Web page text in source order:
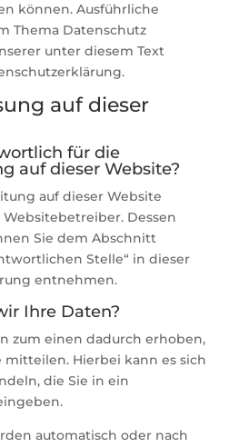
können. Ausführliche
Thema Datenschutz
unter diesem Text
auf dieser
für die
auf dieser Website?
auf dieser Website
Dessen
Sie dem Abschnitt
Stelle“ in dieser
entnehmen.
Ihre Daten?
zum einen dadurch erhoben,
mitteilen. Hierbei kann es sich
die Sie in ein
automatisch oder nach